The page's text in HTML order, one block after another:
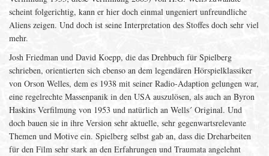
scheint folgerichtig, kann er hier doch einmal ungeniert unfreundliche
Aliens zeigen. Und doch ist seine Interpretation des Stoffes doch sehr viel
mehr.
Josh Friedman und David Koepp, die das Drehbuch für Spielberg
schrieben, orientierten sich ebenso an dem legendären Hörspielklassiker
von Orson Welles, dem es 1938 mit seiner Radio-Adaption gelungen war,
eine regelrechte Massenpanik in den USA auszulösen, als auch an Byron
Haskins Verfilmung von 1953 und natürlich an Wells´ Original. Und
doch bauen sie in ihre Version sehr aktuelle, sehr gegenwartsrelevante
Themen und Motive ein. Spielberg selbst gab an, dass die Dreharbeiten
für den Film sehr stark an den Erfahrungen und Traumata angelehnt